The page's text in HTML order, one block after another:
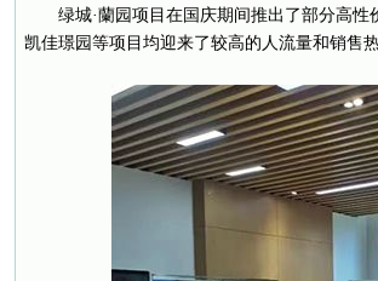
绿城·蘭园项目在国庆期间推出了部分高
凯佳璟园等项目均迎来了较高的人流量和销售